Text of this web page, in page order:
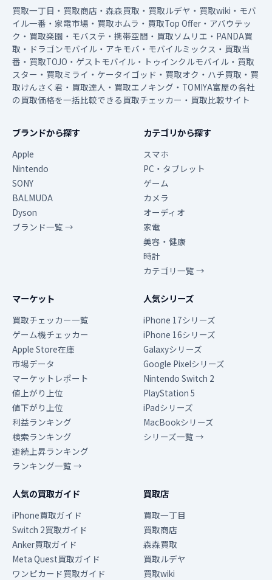
買取一丁目・買取商店・森森買取・買取ルデヤ・買取wiki・モバ
イル一番・家電市場・買取ホムラ・買取Top Offer・アバウテッ
ク・買取楽園・モバステ・携帯空間・買取ソムリエ・PANDA買
取・ドラゴンモバイル・アキモバ・モバイルミックス・買取当
番・買取TOJO・ゲストモバイル・トゥインクルモバイル・買取
スター・買取ミライ・ケータイゴッド・買取オク・ハチ買取・買
取けんさく君・買取達人・買取エノキング・TOMIYA富屋の各社
の買取価格を一括比較できる買取チェッカー・買取比較サイト
ブランドから探す
Apple
Nintendo
SONY
BALMUDA
Dyson
ブランド一覧 →
カテゴリから探す
スマホ
PC・タブレット
ゲーム
カメラ
オーディオ
家電
美容・健康
時計
カテゴリ一覧 →
マーケット
買取チェッカー一覧
ゲーム機チェッカー
Apple Store在庫
市場データ
マーケットレポート
値上がり上位
値下がり上位
利益ランキング
検索ランキング
連続上昇ランキング
ランキング一覧 →
人気シリーズ
iPhone 17シリーズ
iPhone 16シリーズ
Galaxyシリーズ
Google Pixelシリーズ
Nintendo Switch 2
PlayStation 5
iPadシリーズ
MacBookシリーズ
シリーズ一覧 →
人気の買取ガイド
iPhone買取ガイド
Switch 2買取ガイド
Anker買取ガイド
Meta Quest買取ガイド
ワンピカード買取ガイド
買取店
買取一丁目
買取商店
森森買取
買取ルデヤ
買取wiki